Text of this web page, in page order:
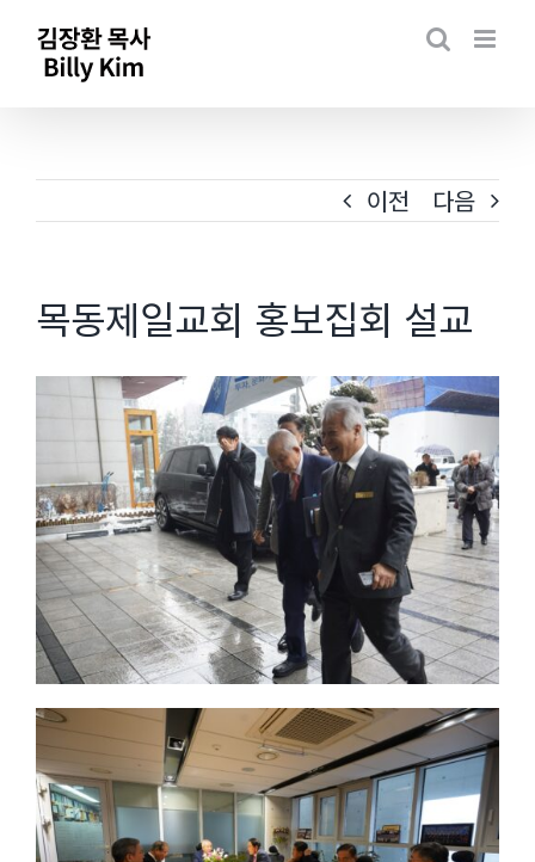
Skip
이전 다음
목동제일교회 홍보집회 설교